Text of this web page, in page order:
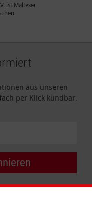
ist Malteser
aus unseren
per Klick kündbar.